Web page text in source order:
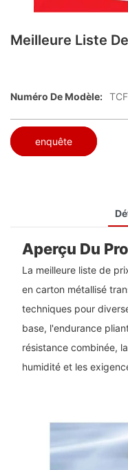
Meilleure Liste
Numéro De Modèle:
enquête
Aperçu Du
La meilleure liste de
en carton métallisé
techniques pour
base, l'endurance
résistance combinée,
humidité et les